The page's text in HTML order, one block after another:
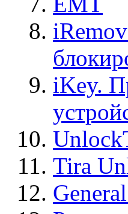
iKey.
Tira